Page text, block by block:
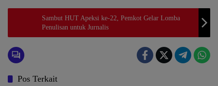
Sambut HUT Apeksi ke-22, Pemkot Gelar Lomba
Penulisan untuk Jurnalis
Pos Terkait
Lampung